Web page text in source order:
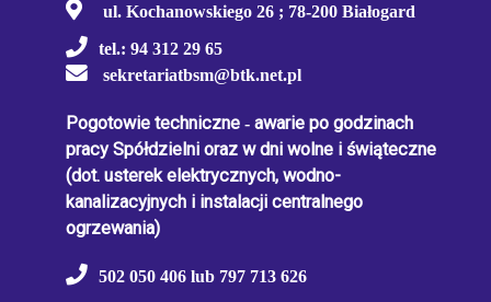
ul. Kochanowskiego 26 ; 78-200 Białogard
tel.: 94 312 29 65
sekretariatbsm@btk.net.pl
Pogotowie techniczne - awarie po godzinach
pracy Spółdzielni oraz w dni wolne i świąteczne
(dot. usterek elektrycznych, wodno-
kanalizacyjnych i instalacji centralnego
ogrzewania)
502 050 406 lub 797 713 626